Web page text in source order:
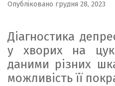
Діагностика
у хворих на
даними різних
можливість її
Опубліковано грудня 28, 2023